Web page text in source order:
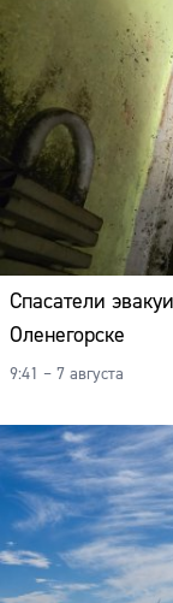
Спасатели
Оленегорске
9:41 – 7 августа